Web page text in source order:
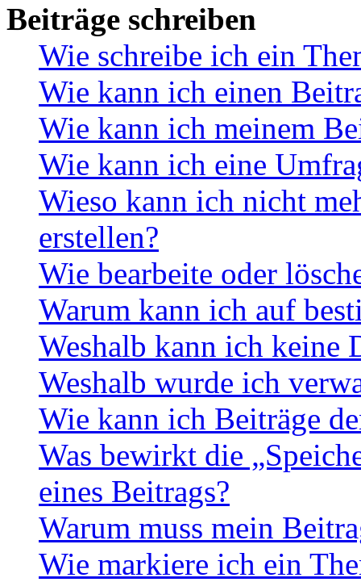
Beiträge schreiben
Wie schreibe ich ein
Wie kann ich einen
Wie kann ich meinem
Wie kann ich eine
Wieso kann ich nicht
erstellen?
Wie bearbeite oder
Warum kann ich auf
Weshalb kann ich keine
Weshalb wurde ich
Wie kann ich Beiträge
Was bewirkt die
eines Beitrags?
Warum muss mein
Wie markiere ich ein